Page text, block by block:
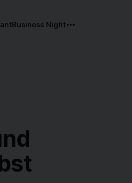
Business Night